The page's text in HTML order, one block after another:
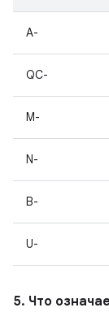
A-
QC-
M-
N-
B-
U-
5. Что